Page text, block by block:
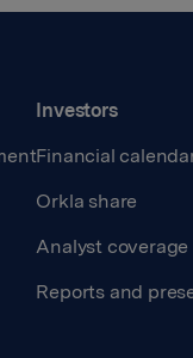
Investors
Financial
Orkla share
Analyst coverage
Reports and